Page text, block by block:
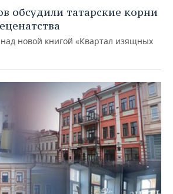
обсудили татарские корни
новой книгой «Квартал изящных